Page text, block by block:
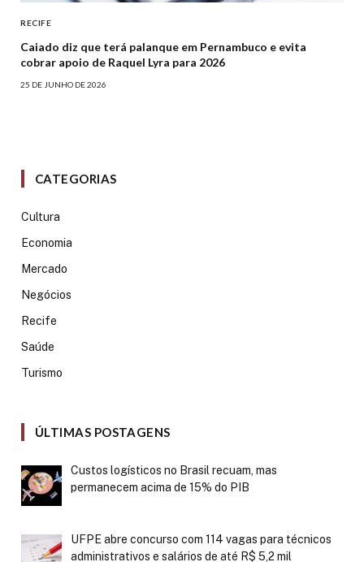
RECIFE
Caiado diz que terá palanque em Pernambuco e evita
cobrar apoio de Raquel Lyra para 2026
25 DE JUNHO DE 2026
CATEGORIAS
Cultura
Economia
Mercado
Negócios
Recife
Saúde
Turismo
ÚLTIMAS POSTAGENS
Custos logísticos no Brasil recuam, mas
permanecem acima de 15% do PIB
UFPE abre concurso com 114 vagas para técnicos
administrativos e salários de até R$ 5,2 mil